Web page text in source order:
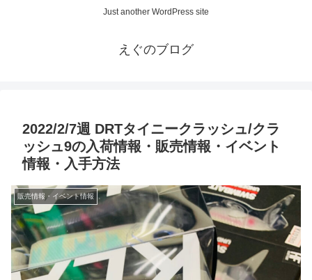
Just another WordPress site
えぐのブログ
2022/2/7週 DRTタイニークラッシュ/クラ
ッシュ9の入荷情報・販売情報・イベント
情報・入手方法
販売情報・イベント情報